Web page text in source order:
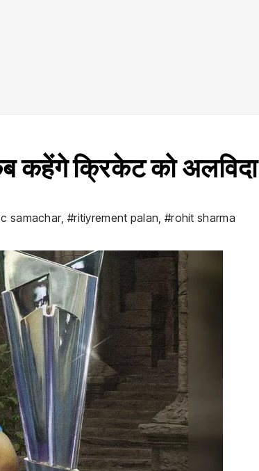
कहेंगे क्रिकेट को अलविदा
samachar, #ritiyrement palan, #rohit sharma